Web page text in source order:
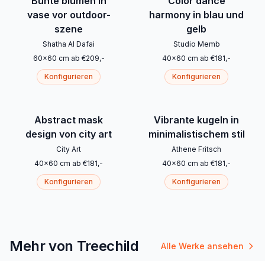
vase vor outdoor-
szene
Shatha Al Dafai
60x60 cm ab €209,-
Konfigurieren
harmony in blau und
gelb
Studio Memb
40x60 cm ab €181,-
Konfigurieren
Abstract mask
design von city art
City Art
40x60 cm ab €181,-
Konfigurieren
Vibrante kugeln in
minimalistischem stil
Athene Fritsch
40x60 cm ab €181,-
Konfigurieren
Mehr von Treechild Alle Werke ansehen